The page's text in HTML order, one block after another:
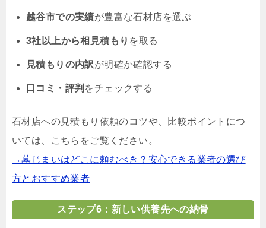
越谷市での実績が豊富な石材店を選ぶ
3社以上から相見積もり を取る
見積もりの内訳が明確か確認する
口コミ・評判 をチェックする
石材店への見積もり依頼のコツや、比較ポイントにつ
いては、こちらをご覧ください。
→墓じまいはどこに頼むべき？安心できる業者の選び
方とおすすめ業者
ステップ6：新しい供養先への納骨